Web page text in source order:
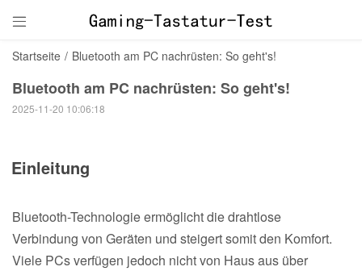

Startseite / Bluetooth am PC nachrüsten: So geht's!
Bluetooth am PC nachrüsten: So geht's!
2025-11-20 10:06:18
Einleitung
Bluetooth-Technologie ermöglicht die drahtlose
Verbindung von Geräten und steigert somit den Komfort.
Viele PCs verfügen jedoch nicht von Haus aus über